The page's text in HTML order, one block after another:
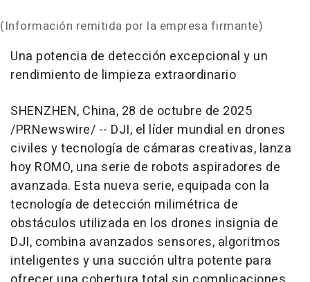
(Información remitida por la empresa firmante)
Una potencia de detección excepcional y un
rendimiento de limpieza extraordinario
SHENZHEN, China, 28 de octubre de 2025
/PRNewswire/ -- DJI, el líder mundial en drones
civiles y tecnología de cámaras creativas, lanza
hoy ROMO, una serie de robots aspiradores de
avanzada. Esta nueva serie, equipada con la
tecnología de detección milimétrica de
obstáculos utilizada en los drones insignia de
DJI, combina avanzados sensores, algoritmos
inteligentes y una succión ultra potente para